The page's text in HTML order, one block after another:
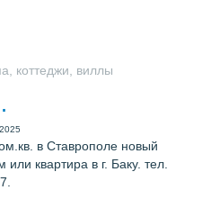
коттеджи, виллы
в Ставрополе новый
квартира в г. Баку. тел.